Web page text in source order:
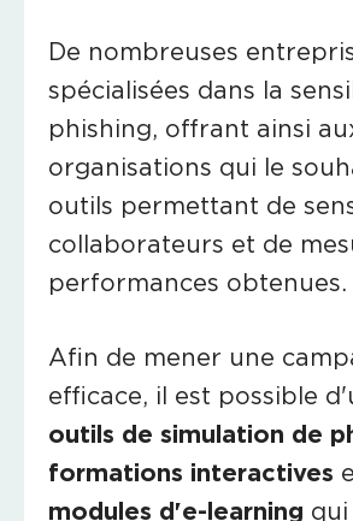
De nombreuses
spécialisées dans la
phishing, offrant ainsi
organisations qui le
outils permettant de
collaborateurs et de
performances obtenues.
Afin de mener une
efficace, il est possible
outils de simulation de
formations interactives
modules d'e-learning qui